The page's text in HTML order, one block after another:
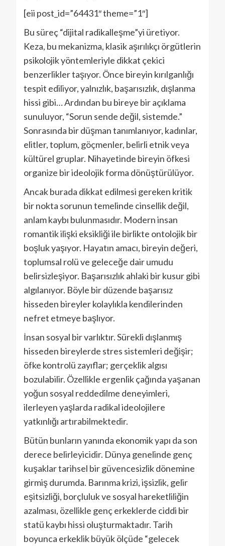
[eii post_id=”64431″ theme=”1″]
Bu süreç “dijital radikalleşme”yi üretiyor.
Keza, bu mekanizma, klasik aşırılıkçı örgütlerin
psikolojik yöntemleriyle dikkat çekici
benzerlikler taşıyor. Önce bireyin kırılganlığı
tespit ediliyor, yalnızlık, başarısızlık, dışlanma
hissi gibi… Ardından bu bireye bir açıklama
sunuluyor, “Sorun sende değil, sistemde.”
Sonrasında bir düşman tanımlanıyor, kadınlar,
elitler, toplum, göçmenler, belirli etnik veya
kültürel gruplar. Nihayetinde bireyin öfkesi
organize bir ideolojik forma dönüştürülüyor.
Ancak burada dikkat edilmesi gereken kritik
bir nokta sorunun temelinde cinsellik değil,
anlam kaybı bulunmasıdır. Modern insan
romantik ilişki eksikliği ile birlikte ontolojik bir
boşluk yaşıyor. Hayatın amacı, bireyin değeri,
toplumsal rolü ve geleceğe dair umudu
belirsizleşiyor. Başarısızlık ahlaki bir kusur gibi
algılanıyor. Böyle bir düzende başarısız
hisseden bireyler kolaylıkla kendilerinden
nefret etmeye başlıyor.
İnsan sosyal bir varlıktır. Sürekli dışlanmış
hisseden bireylerde stres sistemleri değişir;
öfke kontrolü zayıflar; gerçeklik algısı
bozulabilir. Özellikle ergenlik çağında yaşanan
yoğun sosyal reddedilme deneyimleri,
ilerleyen yaşlarda radikal ideolojilere
yatkınlığı artırabilmektedir.
Bütün bunların yanında ekonomik yapı da son
derece belirleyicidir. Dünya genelinde genç
kuşaklar tarihsel bir güvencesizlik dönemine
girmiş durumda. Barınma krizi, işsizlik, gelir
eşitsizliği, borçluluk ve sosyal hareketliliğin
azalması, özellikle genç erkeklerde ciddi bir
statü kaybı hissi oluşturmaktadır. Tarih
boyunca erkeklik büyük ölçüde “gelecek